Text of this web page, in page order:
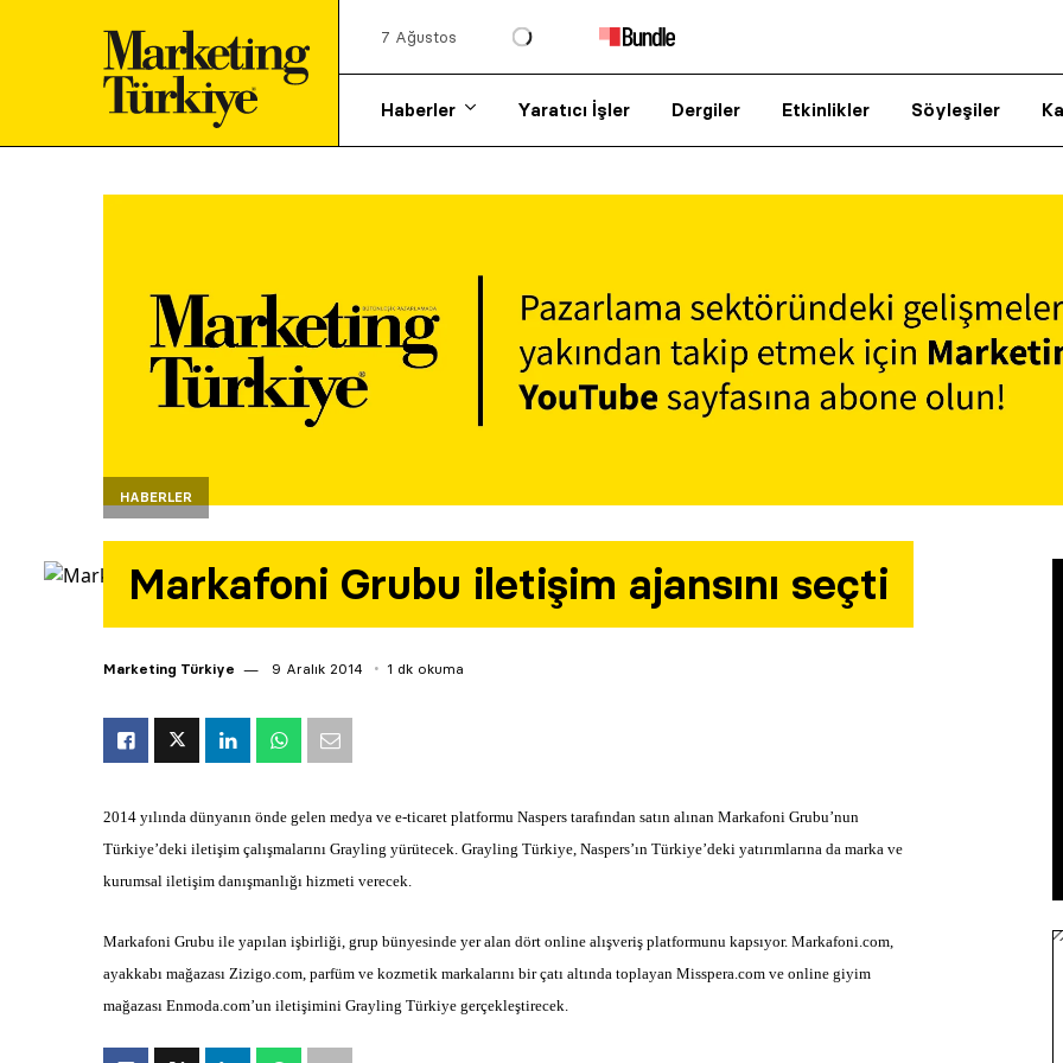
7 Ağustos
Haberler Yaratıcı İşler Dergiler Etkinlikler Söyleşiler
HABERLER
Markafoni Grubu iletişim ajansını seçti
Marketing Türkiye 9 Aralık 2014 1 dk okuma
2014 yılında dünyanın önde gelen medya ve e-ticaret platformu Naspers tarafından satın alınan Markafoni Grubu’nun
Türkiye’deki iletişim çalışmalarını Grayling yürütecek. Grayling Türkiye, Naspers’ın Türkiye’deki yatırımlarına da marka ve
kurumsal iletişim danışmanlığı hizmeti verecek.
Markafoni Grubu ile yapılan işbirliği, grup bünyesinde yer alan dört online alışveriş platformunu kapsıyor. Markafoni.com,
ayakkabı mağazası Zizigo.com, parfüm ve kozmetik markalarını bir çatı altında toplayan Misspera.com ve online giyim
mağazası Enmoda.com’un iletişimini Grayling Türkiye gerçekleştirecek.